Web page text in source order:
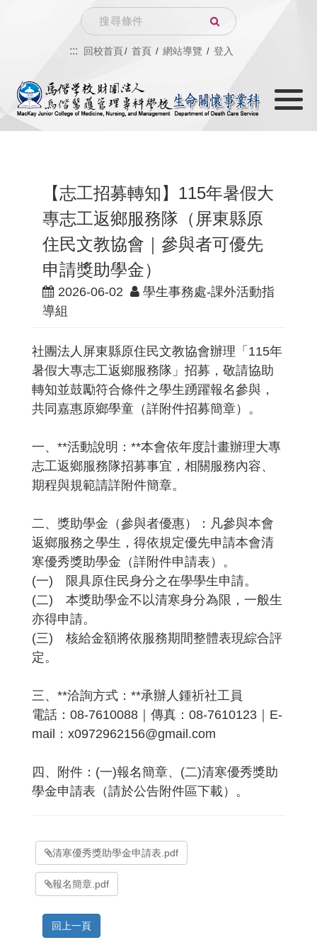
要
內
::: 回校首頁 首頁 網站導覽 登入
Search
Toggle
【志工招募轉知】115年暑假大
專志工返鄉服務隊（屏東縣原
住民文教協會｜參與者可優先
申請獎助學金）
2026-06-02
學生事務處-課外活動指
導組
社團法人屏東縣原住民文教協會辦理「115年
暑假大專志工返鄉服務隊」招募，敬請協助
轉知並鼓勵符合條件之學生踴躍報名參與，
共同嘉惠原鄉學童（詳附件招募簡章）。
一、**活動說明：**本會依年度計畫辦理大專
志工返鄉服務隊招募事宜，相關服務內容、
期程與規範請詳附件簡章。
二、獎助學金（參與者優惠）：凡參與本會
返鄉服務之學生，得依規定優先申請本會清
寒優秀獎助學金（詳附件申請表）。
(一) 限具原住民身分之在學學生申請。
(二) 本獎助學金不以清寒身分為限，一般生
亦得申請。
(三) 核給金額將依服務期間整體表現綜合評
定。
三、**洽詢方式：**承辦人鍾祈社工員
電話：08-7610088｜傳真：08-7610123｜E-
mail：x0972962156@gmail.com
四、附件：(一)報名簡章、(二)清寒優秀獎助
學金申請表（請於公告附件區下載）。
清寒優秀獎助學金申請表.pdf
報名簡章.pdf